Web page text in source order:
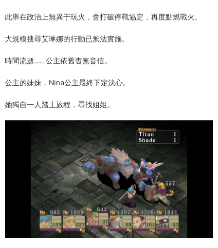
此舉在政治上無異于玩火，會打破停戰協定，再度點燃戰火。
大規模搜尋艾琳娜的行動已無法實施。
時間流逝……公主依舊杳無音信。
公主的妹妹，Nina公主最終下定決心。
她獨自一人踏上旅程，尋找姐姐。